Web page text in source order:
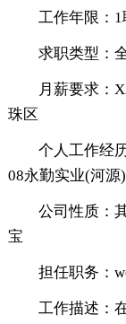
工作年限：
求职类型：
月薪要求：
珠区
个人工作经
08永勤实业(河源
公司性质：
宝
担任职务：
工作描述：